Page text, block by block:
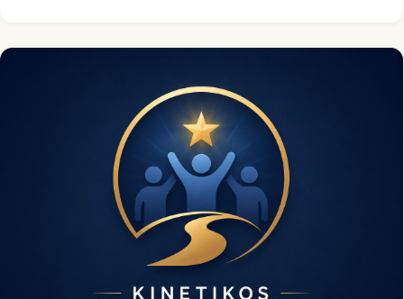
プ・フロント・ラインの構造のみでなく、その奥深い意味合い
と機能を解説してくれるのは、アナトミートレインの著者ト
ム・マイヤーズ。そしてあり得ないほどに精確で巧みな解剖を
担当してくれるのはトッド・ガルシア。逐次通訳は私、谷佳織
が担当をさせていただきます。 久々にトムがオンライン解剖の
解説に戻ってきてくれること、ディープ・フロント・ラインの
舌から足趾までの繋がりをしっかりじっくり観察できることに
加えて、今回は超ボーナス！ライブ参加が難しい方でも、各日
終了後24時間以内を目安に配信される収録ビデオを30日間何度
でもご視聴いただけます。🎉 今までオンライン解剖クラスに参
加をしたことがない、という方も、スケジュール的に余裕がな